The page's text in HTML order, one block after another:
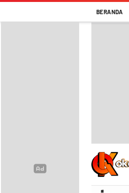
BERANDA
Oke Gas